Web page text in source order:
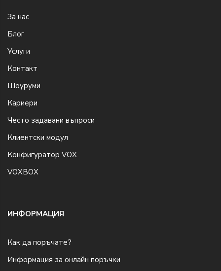
За нас
Блог
Услуги
Контакт
Шоуруми
Кариери
Често задавани въпроси
Клиентски модул
Конфигуратор VOX
VOXBOX
ИНФОРМАЦИЯ
Как да поръчате?
Информация за онлайн поръчки